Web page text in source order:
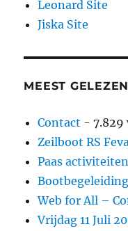
Leonard Site
Jiska Site
MEEST GELEZEN
Contact - 7.829
Zeilboot RS Feva
Paas activiteiten
Web for All –
Vrijdag 11 Juli